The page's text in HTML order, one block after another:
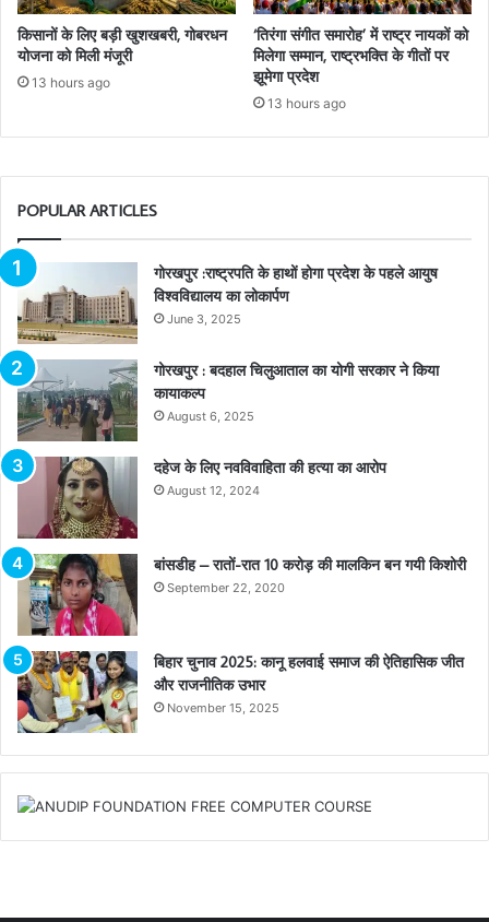
किसानों के लिए बड़ी खुशखबरी, गोबरधन
योजना को मिली मंजूरी
13 hours ago
‘तिरंगा संगीत समारोह’ में राष्ट्र नायकों को
मिलेगा सम्मान, राष्ट्रभक्ति के गीतों पर
झूमेगा प्रदेश
13 hours ago
POPULAR ARTICLES
गोरखपुर :राष्ट्रपति के हाथों होगा प्रदेश के पहले आयुष
विश्वविद्यालय का लोकार्पण
June 3, 2025
गोरखपुर : बदहाल चिलुआताल का योगी सरकार ने किया
कायाकल्प
August 6, 2025
दहेज के लिए नवविवाहिता की हत्या का आरोप
August 12, 2024
बांसडीह – रातों-रात 10 करोड़ की मालकिन बन गयी किशोरी
September 22, 2020
बिहार चुनाव 2025: कानू हलवाई समाज की ऐतिहासिक जीत
और राजनीतिक उभार
November 15, 2025